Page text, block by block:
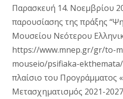
Παρασκευή 14. Νοεμβρίου
παρουσίασης της πράξης
Μουσείου Νεότερου
https://www.mnep.gr/gr/to-
mouseio/psifiaka-
πλαίσιο του Προγράμματος
Μετασχηματισμός 2021-